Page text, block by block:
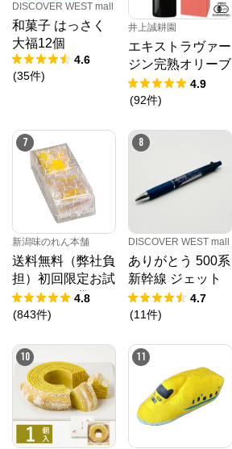
DISCOVER WEST mall
和菓子 はっさく
大福12個
4.6
(35件)
井上誠耕園
エキストラヴァー
ジン完熟オリーブ
オイル 450g4.9
(92件)
7
新潟味のれん本舗
送料無料（弊社負
担）初回限定お試
しセット 袋
4.8
(843件)
8
DISCOVER WEST mall
ありがとう 500系
新幹線 ジェット
ストリーム４＆１
4.7
(11件)
10 11